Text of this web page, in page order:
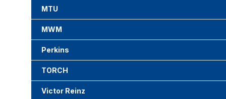
MTU
MWM
Perkins
TORCH
Victor Reinz